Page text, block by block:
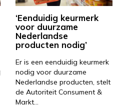
‘Eenduidig keurmerk
voor duurzame
Nederlandse
producten nodig’
Er is een eenduidig keurmerk
nodig voor duurzame
Nederlandse producten, stelt
de Autoriteit Consument &
Markt…